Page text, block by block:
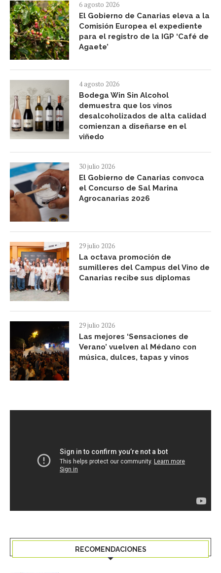
6 agosto 2026
El Gobierno de Canarias eleva a la
Comisión Europea el expediente
para el registro de la IGP ‘Café de
Agaete’
4 agosto 2026
Bodega Win Sin Alcohol
demuestra que los vinos
desalcoholizados de alta calidad
comienzan a diseñarse en el
viñedo
30 julio 2026
El Gobierno de Canarias convoca
el Concurso de Sal Marina
Agrocanarias 2026
29 julio 2026
La octava promoción de
sumilleres del Campus del Vino de
Canarias recibe sus diplomas
29 julio 2026
Las mejores ‘Sensaciones de
Verano’ vuelven al Médano con
música, dulces, tapas y vinos
RECOMENDACIONES